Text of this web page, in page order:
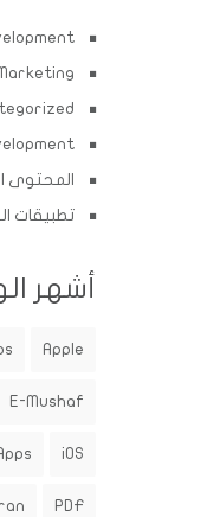
المحتوى
تطبيقات
أشهر
Apple
E-Mushaf
iOS
PDF